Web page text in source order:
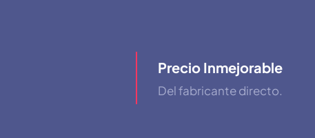
Precio Inmejorable
Del fabricante directo.